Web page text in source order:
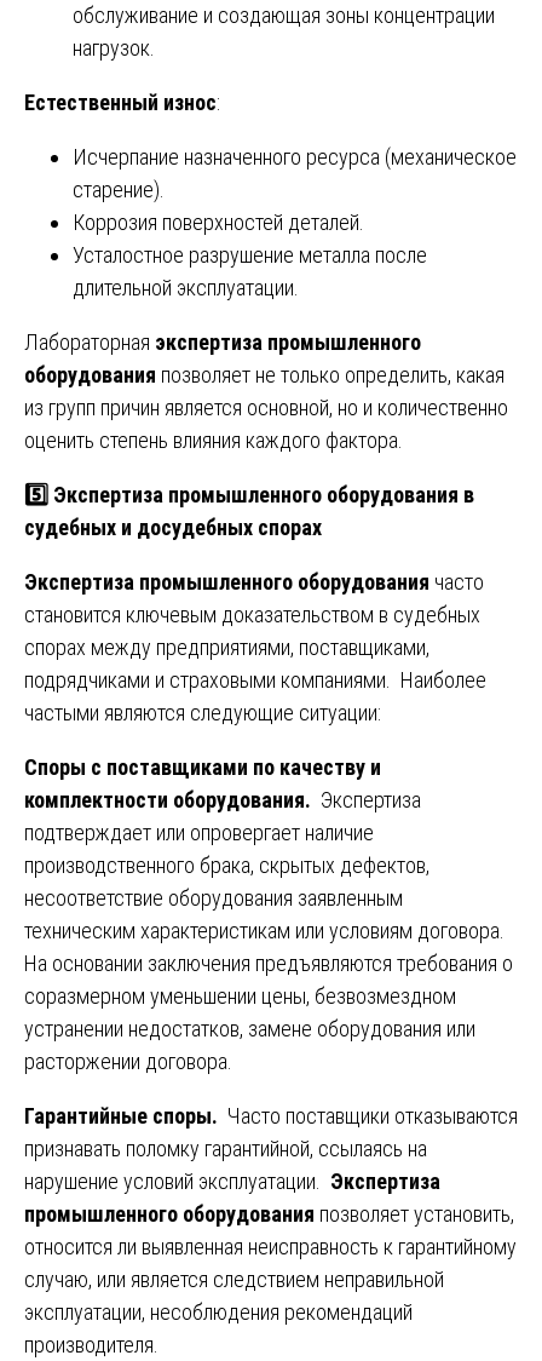
обслуживание и создающая зоны концентрации
нагрузок.
Естественный износ:
Исчерпание назначенного ресурса (механическое
старение).
Коррозия поверхностей деталей.
Усталостное разрушение металла после
длительной эксплуатации.
Лабораторная экспертиза промышленного
оборудования позволяет не только определить, какая
из групп причин является основной, но и количественно
оценить степень влияния каждого фактора.
5️⃣ Экспертиза промышленного оборудования в
судебных и досудебных спорах
Экспертиза промышленного оборудования часто
становится ключевым доказательством в судебных
спорах между предприятиями, поставщиками,
подрядчиками и страховыми компаниями. Наиболее
частыми являются следующие ситуации:
Споры с поставщиками по качеству и
комплектности оборудования. Экспертиза
подтверждает или опровергает наличие
производственного брака, скрытых дефектов,
несоответствие оборудования заявленным
техническим характеристикам или условиям договора.
На основании заключения предъявляются требования о
соразмерном уменьшении цены, безвозмездном
устранении недостатков, замене оборудования или
расторжении договора.
Гарантийные споры. Часто поставщики отказываются
признавать поломку гарантийной, ссылаясь на
нарушение условий эксплуатации. Экспертиза
промышленного оборудования позволяет установить,
относится ли выявленная неисправность к гарантийному
случаю, или является следствием неправильной
эксплуатации, несоблюдения рекомендаций
производителя.